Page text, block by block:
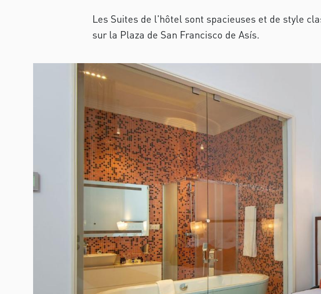
Les Suites de l'hôtel sont spacieuses et de style
sur la Plaza de San Francisco de Asís.